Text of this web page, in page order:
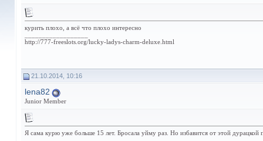
курить плохо, а всё что плохо интересно
http://777-freeslots.org/lucky-ladys-charm-deluxe.html
21.10.2014, 10:16
lena82
Junior Member
Я сама курю уже больше 15 лет. Бросала уйму раз. Но избавится от этой